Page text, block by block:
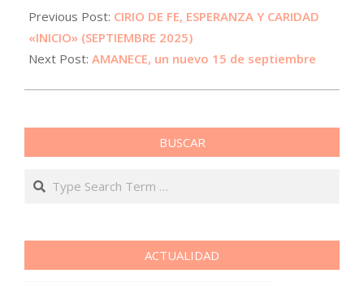
Previous Post: CIRIO DE FE, ESPERANZA Y CARIDAD
«INICIO» (SEPTIEMBRE 2025)
Next Post: AMANECE, un nuevo 15 de septiembre
BUSCAR
Search
ACTUALIDAD